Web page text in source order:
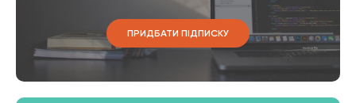
ПРИДБАТИ ПІДПИСКУ